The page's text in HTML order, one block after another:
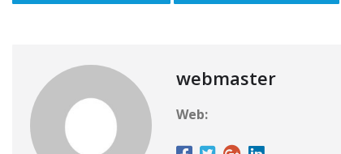
webmaster
Web: